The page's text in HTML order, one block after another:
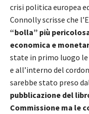
crisi politica europea
Connolly scrisse che
“bolla” più
economica e
state in primo luogo
e all’interno del
sarebbe stato preso
pubblicazione del
Commissione ma le